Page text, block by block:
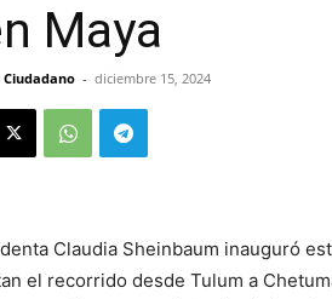
Maya
Ciudadano - diciembre 15, 2024
Claudia Sheinbaum inauguró
el recorrido desde Tulum a